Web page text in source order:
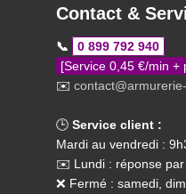
Contact &
📞
0 899 792 940
[Service 0,45 €/min +
✉️
🕒 Service client :
Mardi au vendredi :
✉️ Lundi : réponse par
❌ Fermé : samedi,